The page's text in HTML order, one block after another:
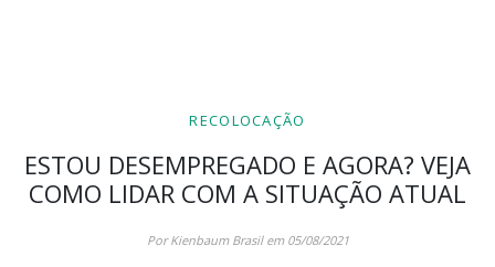
RECOLOCAÇÃO
ESTOU DESEMPREGADO E AGORA? VEJA
COMO LIDAR COM A SITUAÇÃO ATUAL
Por Kienbaum Brasil em 05/08/2021